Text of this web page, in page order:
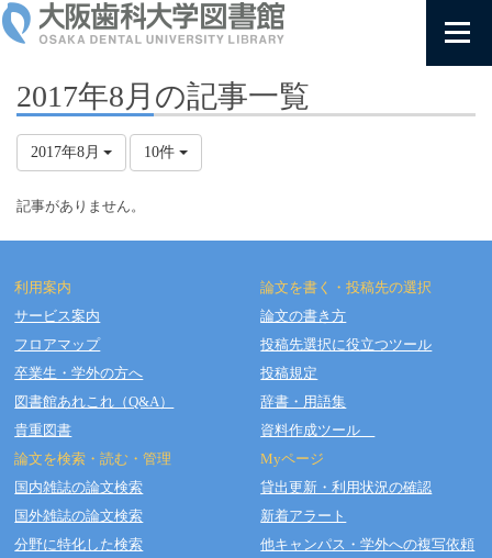
2017年8月の記事一覧
2017年8月 10件
記事がありません。
利用案内
サービス案内
フロアマップ
卒業生・学外の方へ
図書館あれこれ（Q&A）
貴重図書
論文を検索・読む・管理
国内雑誌の論文検索
国外雑誌の論文検索
分野に特化した検索
論文を書く・投稿先の選択
論文の書き方
投稿先選択に役立つツール
投稿規定
辞書・用語集
資料作成ツール
Myページ
貸出更新・利用状況の確認
新着アラート
他キャンパス・学外への複写依頼
Copyright © OSAKA DENTAL UNIVERSITY LIBRARY All Rights Reserved.